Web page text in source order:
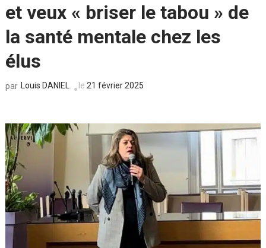
et veux « briser le tabou » de
la santé mentale chez les
élus
par Louis DANIEL le 21 février 2025